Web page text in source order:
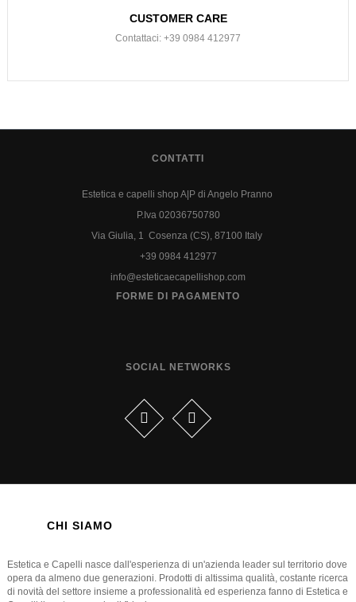
CUSTOMER CARE
Contattaci: +39 0984 412977
CONTATTI
Estetica e capelli shop A|P di Angelo Pranno
P.Iva 02036750780
Via Giulia, 1 Cosenza (CS), 87100 Italy
+39 0984 412977
info@esteticaecapellishop.com
FORME DI PAGAMENTO
SOCIAL NETWORKS
CHI SIAMO
Estetica e Capelli nasce dall'esperienza di un'azienda leader sul territorio dove
opera da almeno due generazioni. Prodotti di altissima qualità, costante ricerca
di novità del settore insieme a professionalità ed esperienza fanno di Estetica e